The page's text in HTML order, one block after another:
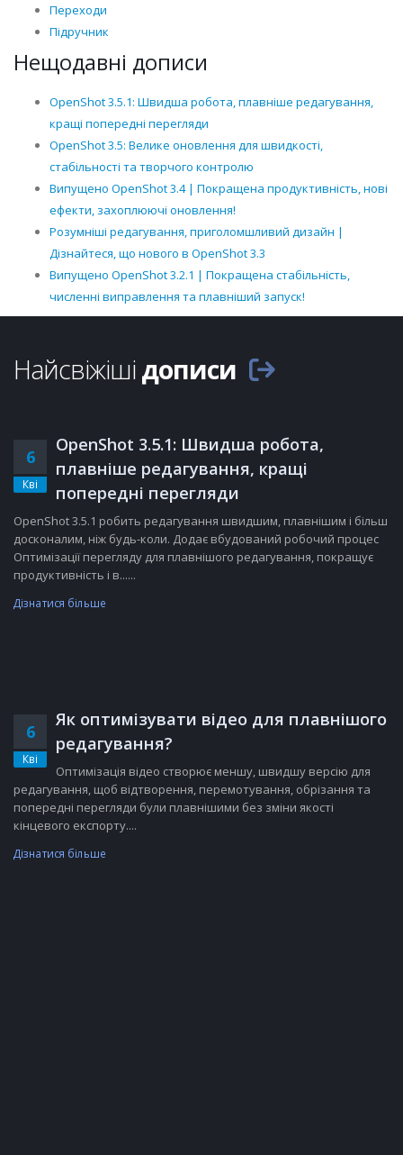
Переходи
Підручник
Нещодавні дописи
OpenShot 3.5.1: Швидша робота, плавніше редагування,
кращі попередні перегляди
OpenShot 3.5: Велике оновлення для швидкості,
стабільності та творчого контролю
Випущено OpenShot 3.4 | Покращена продуктивність, нові
ефекти, захоплюючі оновлення!
Розумніші редагування, приголомшливий дизайн |
Дізнайтеся, що нового в OpenShot 3.3
Випущено OpenShot 3.2.1 | Покращена стабільність,
численні виправлення та плавніший запуск!
Найсвіжішідописи
6
Кві
OpenShot 3.5.1: Швидша робота,
плавніше редагування, кращі
попередні перегляди
OpenShot 3.5.1 робить редагування швидшим, плавнішим і більш
досконалим, ніж будь-коли. Додає вбудований робочий процес
Оптимізації перегляду для плавнішого редагування, покращує
продуктивність і в......
Дізнатися більше
6
Кві
Як оптимізувати відео для плавнішого
редагування?
Оптимізація відео створює меншу, швидшу версію для
редагування, щоб відтворення, перемотування, обрізання та
попередні перегляди були плавнішими без зміни якості
кінцевого експорту....
Дізнатися більше